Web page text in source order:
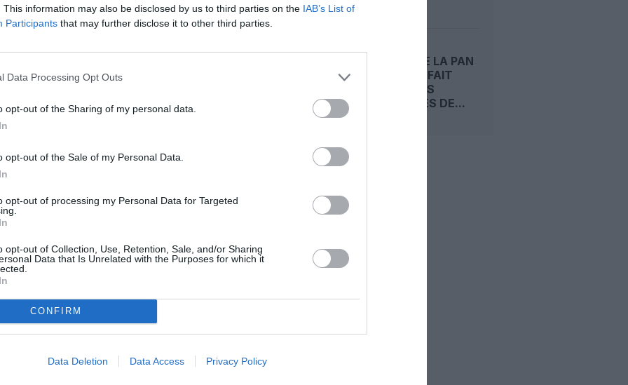
This information may also be disclosed by us to third parties on the IAB’s List of
Participants that may further disclose it to other third parties.
Data Processing Opt Outs
opt-out of the Sharing of my personal data.
opt-out of the Sale of my Personal Data.
opt-out of processing my Personal Data for Targeted
opt-out of Collection, Use, Retention, Sale, and/or Sharing
Data that Is Unrelated with the Purposes for which it
CONFIRM
Data Deletion Data Access Privacy Policy
LE DC‑4 DE LA PAN
AM, QUI A FAIT
NAÎTRE LES
CONSIGNES DE...